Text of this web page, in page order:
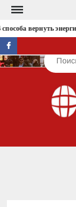
Перейти
содержимому
вернуть
facebook
Поиск